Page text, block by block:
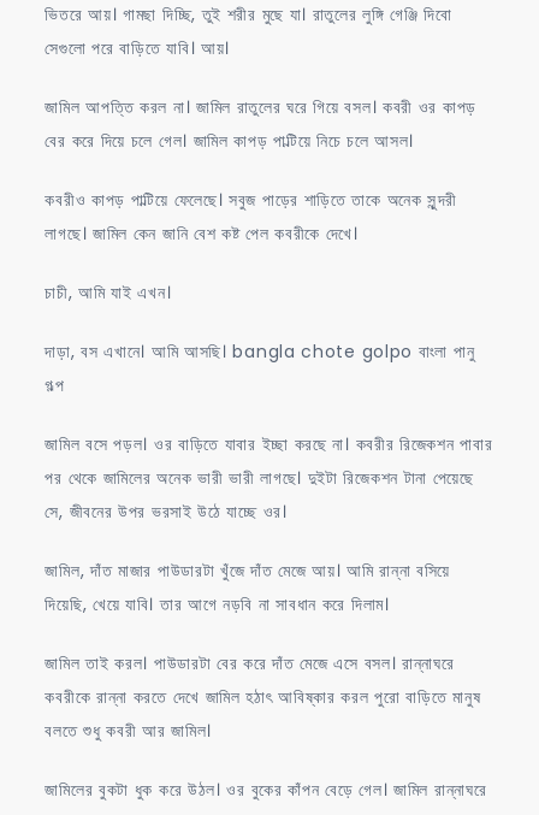
ভিতরে আয়। গামছা দিচ্ছি, তুই শরীর মুছে যা। রাতুলের লুঙ্গি গেঞ্জি দিবো
সেগুলো পরে বাড়িতে যাবি। আয়।
জামিল আপত্তি করল না। জামিল রাতুলের ঘরে গিয়ে বসল। কবরী ওর কাপড়
বের করে দিয়ে চলে গেল। জামিল কাপড় পাল্টিয়ে নিচে চলে আসল।
কবরীও কাপড় পাল্টিয়ে ফেলেছে। সবুজ পাড়ের শাড়িতে তাকে অনেক সুন্দরী
লাগছে। জামিল কেন জানি বেশ কষ্ট পেল কবরীকে দেখে।
চাচী, আমি যাই এখন।
দাড়া, বস এখানে। আমি আসছি। bangla chote golpo বাংলা পানু
গল্প
জামিল বসে পড়ল। ওর বাড়িতে যাবার ইচ্ছা করছে না। কবরীর রিজেকশন পাবার
পর থেকে জামিলের অনেক ভারী ভারী লাগছে। দুইটা রিজেকশন টানা পেয়েছে
সে, জীবনের উপর ভরসাই উঠে যাচ্ছে ওর।
জামিল, দাঁত মাজার পাউডারটা খুঁজে দাঁত মেজে আয়। আমি রান্না বসিয়ে
দিয়েছি, খেয়ে যাবি। তার আগে নড়বি না সাবধান করে দিলাম।
জামিল তাই করল। পাউডারটা বের করে দাঁত মেজে এসে বসল। রান্নাঘরে
কবরীকে রান্না করতে দেখে জামিল হঠাৎ আবিষ্কার করল পুরো বাড়িতে মানুষ
বলতে শুধু কবরী আর জামিল।
জামিলের বুকটা ধুক করে উঠল। ওর বুকের কাঁপন বেড়ে গেল। জামিল রান্নাঘরে